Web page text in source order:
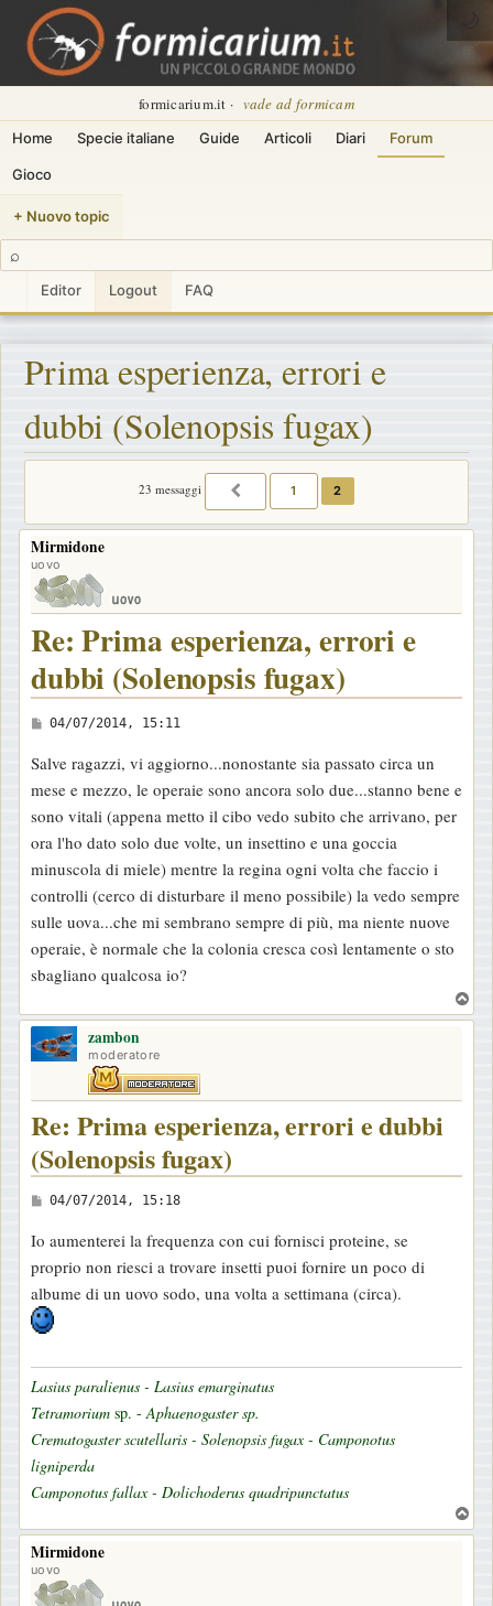
formicarium.it · vade ad formicam
Home Specie italiane Guide Articoli Diari Forum
Gioco
+ Nuovo topic
⌕
Editor Logout FAQ
🌙
Prima esperienza, errori e
dubbi (Solenopsis fugax)
23 messaggi PRECEDENTE
1 2
Mirmidone
uovo
Re: Prima esperienza, errori e
dubbi (Solenopsis fugax)
M
s
s
a
g
g
i
o
04/07/2014, 15:11
Salve ragazzi, vi aggiorno...nonostante sia passato circa un
mese e mezzo, le operaie sono ancora solo due...stanno bene e
sono vitali (appena metto il cibo vedo subito che arrivano, per
ora l'ho dato solo due volte, un insettino e una goccia
minuscola di miele) mentre la regina ogni volta che faccio i
controlli (cerco di disturbare il meno possibile) la vedo sempre
sulle uova...che mi sembrano sempre di più, ma niente nuove
operaie, è normale che la colonia cresca così lentamente o sto
sbagliano qualcosa io?
o
zambon
moderatore
Re: Prima esperienza, errori e dubbi
(Solenopsis fugax)
M
s
s
a
g
i
o
04/07/2014, 15:18
Io aumenterei la frequenza con cui fornisci proteine, se
proprio non riesci a trovare insetti puoi fornire un poco di
albume di un uovo sodo, una volta a settimana (circa).
Lasius paralienus - Lasius emarginatus
Tetramorium sp. -Aphaenogaster sp.
Crematogaster scutellaris - Solenopsis fugax - Camponotus
ligniperda
Camponotus fallax - Dolichoderus quadripunctatus
o
Mirmidone
uovo